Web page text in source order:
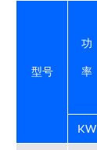
型号
功
率
KW